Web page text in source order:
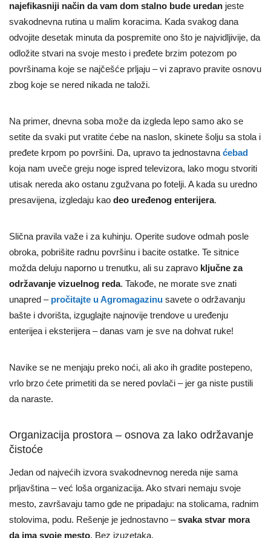
najefikasniji način da vam dom stalno bude uredan jeste
svakodnevna rutina u malim koracima. Kada svakog dana
odvojite desetak minuta da pospremite ono što je najvidljivije, da
odložite stvari na svoje mesto i pređete brzim potezom po
površinama koje se najčešće prljaju – vi zapravo pravite osnovu
zbog koje se nered nikada ne taloži.
Na primer, dnevna soba može da izgleda lepo samo ako se
setite da svaki put vratite ćebe na naslon, skinete šolju sa stola i
pređete krpom po površini. Da, upravo ta jednostavna ćebad
koja nam uveče greju noge ispred televizora, lako mogu stvoriti
utisak nereda ako ostanu zgužvana po fotelji. A kada su uredno
presavijena, izgledaju kao deo uređenog enterijera.
Slična pravila važe i za kuhinju. Operite sudove odmah posle
obroka, pobrišite radnu površinu i bacite ostatke. Te sitnice
možda deluju naporno u trenutku, ali su zapravo ključne za
održavanje vizuelnog reda. Takođe, ne morate sve znati
unapred – pročitajte u Agromagazinu savete o održavanju
bašte i dvorišta, izguglajte najnovije trendove u uređenju
enterijea i eksterijera – danas vam je sve na dohvat ruke!
Navike se ne menjaju preko noći, ali ako ih gradite postepeno,
vrlo brzo ćete primetiti da se nered povlači – jer ga niste pustili
da naraste.
Organizacija prostora – osnova za lako održavanje
čistoće
Jedan od najvećih izvora svakodnevnog nereda nije sama
prljavština – već loša organizacija. Ako stvari nemaju svoje
mesto, završavaju tamo gde ne pripadaju: na stolicama, radnim
stolovima, podu. Rešenje je jednostavno –svaka stvar mora
da ima svoje mesto. Bez izuzetaka.